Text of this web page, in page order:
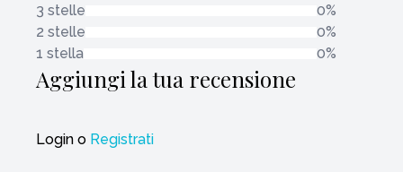
3 stelle
0%
2 stelle
0%
1 stella
0%
Aggiungi la tua recensione
Login o Registrati